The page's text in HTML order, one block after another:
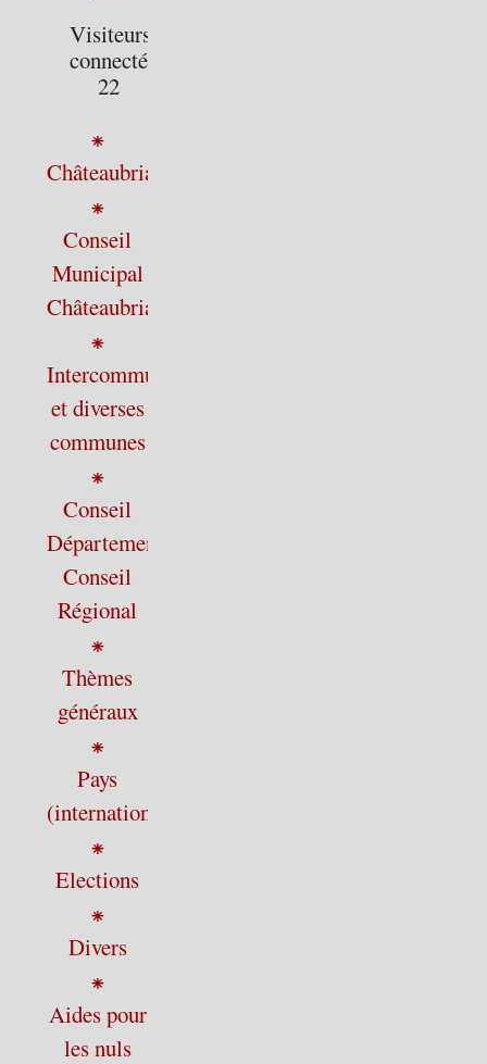
Visiteurs
connectés :
22
⁕
Châteaubriant
⁕
Conseil
Municipal
Châteaubriant
⁕
Intercommunalité
et diverses
communes
⁕
Conseil
Départemental,
Conseil
Régional
⁕
Thèmes
généraux
⁕
Pays
(international)
⁕
Elections
⁕
Divers
⁕
Aides pour
les nuls